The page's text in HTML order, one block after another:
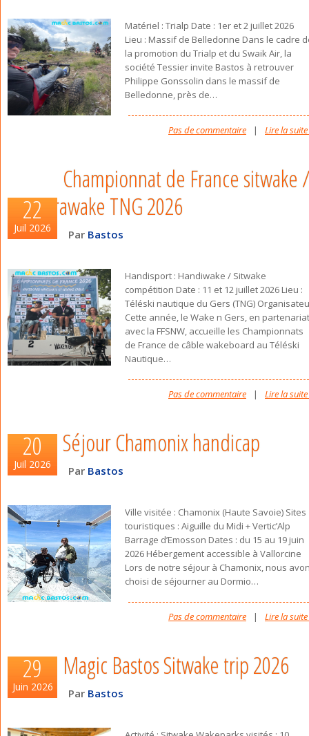
Matériel : Trialp Date : 1er et 2 juillet 2026
Lieu : Massif de Belledonne Dans le cadre
la promotion du Trialp et du Swaik Air, la
société Tessier invite Bastos à retrouver
Philippe Gonssolin dans le massif de
Belledonne, près de…
Lire la suite
|
Pas de commentaire
Championnat de France sitwake /
parawake TNG 2026
22
Juil 2026 Par Bastos
Handisport : Handiwake / Sitwake
compétition Date : 11 et 12 juillet 2026 Lieu :
Téléski nautique du Gers (TNG)
Cette année, le Wake n Gers, en partenariat
avec la FFSNW, accueille les Championnats
de France de câble wakeboard au Téléski
Nautique…
Lire la suite
|
Pas de commentaire
Séjour Chamonix handicap
20
Juil 2026 Par Bastos
Ville visitée : Chamonix (Haute Savoie) Sites
touristiques : Aiguille du Midi + Vertic’Alp
Barrage d’Emosson Dates : du 15 au 19 juin
2026 Hébergement accessible à Vallorcine
Lors de notre séjour à Chamonix, nous
choisi de séjourner au Dormio…
Lire la suite
|
Pas de commentaire
Magic Bastos Sitwake trip 2026
29
Juin 2026 Par Bastos